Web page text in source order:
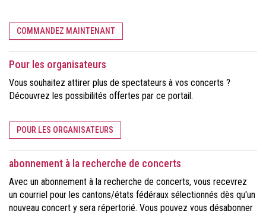
COMMANDEZ MAINTENANT
Pour les organisateurs
Vous souhaitez attirer plus de spectateurs à vos concerts ?
Découvrez les possibilités offertes par ce portail.
POUR LES ORGANISATEURS
abonnement à la recherche de concerts
Avec un abonnement à la recherche de concerts, vous recevrez
un courriel pour les cantons/états fédéraux sélectionnés dès qu'un
nouveau concert y sera répertorié. Vous pouvez vous désabonner